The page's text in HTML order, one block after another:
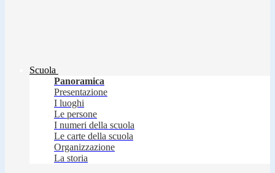
Scuola
Panoramica
Presentazione
I luoghi
Le persone
I numeri della scuola
Le carte della scuola
Organizzazione
La storia